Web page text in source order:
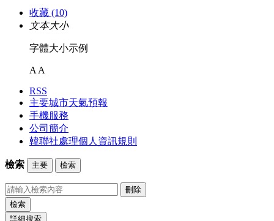
收藏 (10)
文本大小
字體大小示例
A A
RSS
主要城市天氣預報
手機服務
公司簡介
韓聯社處理個人資訊規則
檢索 主要 檢索
刪除
檢索
詳細搜索